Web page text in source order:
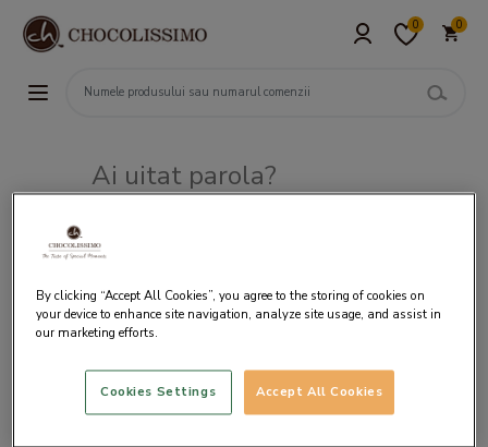
0 0
Ai uitat parola?
Livrare gratuita incepand cu 200 lei
By clicking “Accept All Cookies”, you agree to the storing of cookies on
your device to enhance site navigation, analyze site usage, and assist in
our marketing efforts.
Accept All Cookies
Cookies Settings